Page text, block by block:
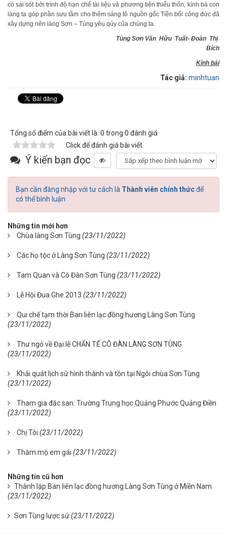
có sai sót bởi trình độ hạn chế tài liệu và phương tiện thiếu thốn, kính bà con
làng ta góp phần sưu tầm cho thêm sáng tỏ nguồn gốc Tiền bối công đức đã
xây dựng nên làng Sơn – Tùng yêu qúy của chúng ta.
Tùng Sơn Văn Hữu Tuất- Đoàn Thị
Bích
Kính bái
Tác giả: minhtuan
Tổng số điểm của bài viết là: 0 trong 0 đánh giá
Click để đánh giá bài viết
Ý kiến bạn đọc
Bạn cần đăng nhập với tư cách là Thành viên chính thứcđể
có thể bình luận
Những tin mới hơn
Chùa làng Sơn Tùng (23/11/2022)
Các họ tộc ở Làng Sơn Tùng (23/11/2022)
Tam Quan và Cô Đàn Sơn Tùng (23/11/2022)
Lễ Hội Đua Ghe 2013 (23/11/2022)
Qui chế tạm thời Ban liên lạc đồng hương Làng Sơn Tùng
(23/11/2022)
Thư ngỏ về Đại lễ CHẨN TẾ CÔ ĐÀN LÀNG SƠN TÙNG
(23/11/2022)
Khái quát lịch sử hình thành và tồn tại Ngôi chùa Sơn Tùng
(23/11/2022)
Tham gia đặc san: Trường Trung học Quảng Phước Quảng Điền
(23/11/2022)
Chị Tôi (23/11/2022)
Thăm mộ em gái (23/11/2022)
Những tin cũ hơn
Thành lập Ban liên lạc đồng hương Làng Sơn Tùng ở Miền Nam
(23/11/2022)
Sơn Tùng lược sử(23/11/2022)